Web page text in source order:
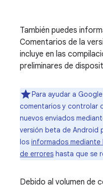
También puedes
Comentarios de la
incluye en las
preliminares de
Para ayudar a
comentarios y controlar
nuevos enviados
versión beta de Android
los informados mediante
de errores hasta que se
Debido al volumen de